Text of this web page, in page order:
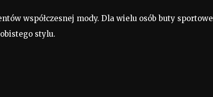
współczesnej mody. Dla wielu osób buty
stylu.